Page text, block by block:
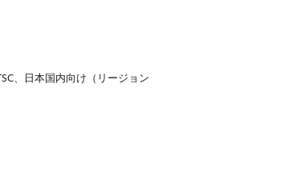
、日本国内向け（リージョン